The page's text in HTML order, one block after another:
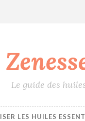
Le guide des
LES HUILES